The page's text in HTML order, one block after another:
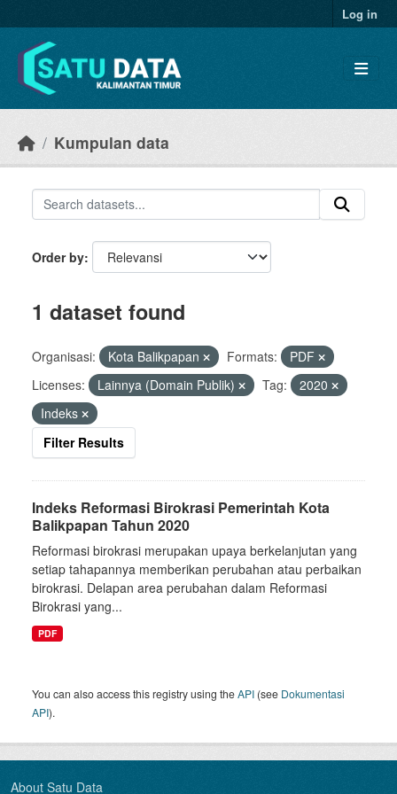
Log in
Kumpulan data
Order by
1 dataset found
Organisasi: Kota Balikpapan Formats:
PDF
Licenses:
Lainnya (Domain Publik) Tag:
2020
Indeks
Filter Results
Indeks Reformasi Birokrasi Pemerintah Kota
Balikpapan Tahun 2020
Reformasi birokrasi merupakan upaya berkelanjutan yang
setiap tahapannya memberikan perubahan atau perbaikan
birokrasi. Delapan area perubahan dalam Reformasi
Birokrasi yang...
PDF
You can also access this registry using theAPI (see Dokumentasi
API).
About Satu Data